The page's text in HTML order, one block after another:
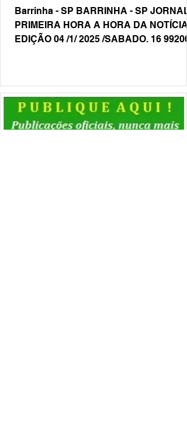
Barrinha - SP BARRINHA - SP JORNAL
PRIMEIRA HORA A HORA DA NOTÍCIA
EDIÇÃO 04 /1/ 2025 /SABADO. 16 99200-